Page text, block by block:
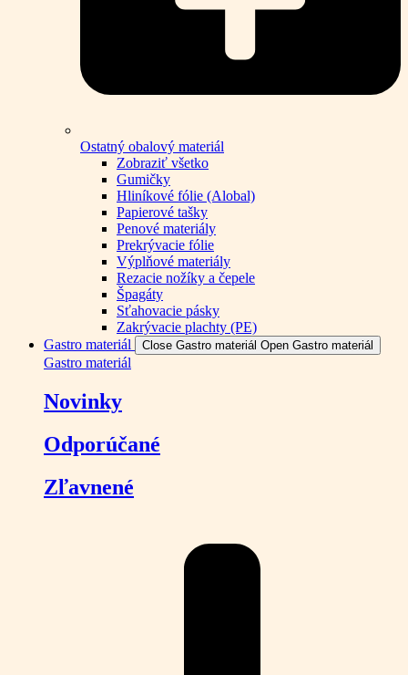
Ostatný obalový materiál
Zobraziť všetko
Gumičky
Hliníkové fólie (Alobal)
Papierové tašky
Penové materiály
Prekrývacie fólie
Výplňové materiály
Rezacie nožíky a čepele
Špagáty
Sťahovacie pásky
Zakrývacie plachty (PE)
Gastro materiál
Close Gastro materiál Open Gastro materiál
Gastro materiál
Novinky
Odporúčané
Zľavnené